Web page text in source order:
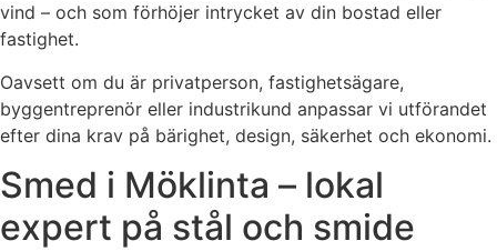
vind – och som förhöjer intrycket av din bostad eller
fastighet.
Oavsett om du är privatperson, fastighetsägare,
byggentreprenör eller industrikund anpassar vi utförandet
efter dina krav på bärighet, design, säkerhet och ekonomi.
Smed i Möklinta – lokal
expert på stål och smide